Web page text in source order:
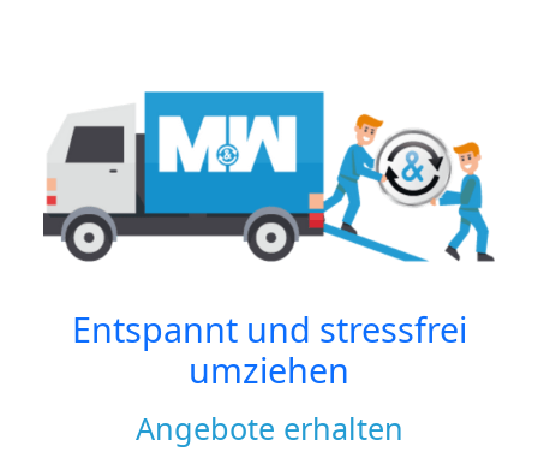
Entspannt und stressfrei
umziehen
Angebote erhalten